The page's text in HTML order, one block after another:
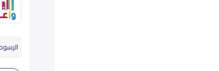
الرسوم